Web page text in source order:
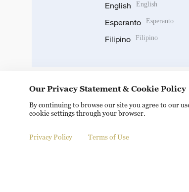
English English
Esperanto Esperanto
Filipino Filipino
DOWNLOAD OUR APP
Our Privacy Statement & Cookie Policy
By continuing to browse our site you agree to our
cookie settings through your browser.
Privacy Policy Terms of Use